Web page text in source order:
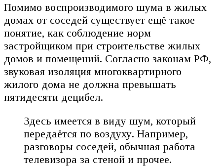
Помимо воспроизводимого шума в жилых
домах от соседей существует ещё такое
понятие, как соблюдение норм
застройщиком при строительстве жилых
домов и помещений. Согласно законам РФ,
звуковая изоляция многоквартирного
жилого дома не должна превышать
пятидесяти децибел.
Здесь имеется в виду шум, который
передаётся по воздуху. Например,
разговоры соседей, обычная работа
телевизора за стеной и прочее.